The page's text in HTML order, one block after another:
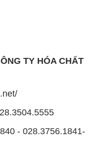
TY HÓA CHẤT
- 028.3756.1841-